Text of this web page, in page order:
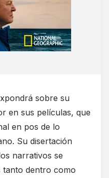
sobre su
en sus películas, que
en pos de lo
Su disertación
narrativos se
dentro como